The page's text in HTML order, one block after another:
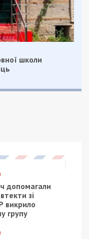
школи
допомагали
зі
викрило
групу